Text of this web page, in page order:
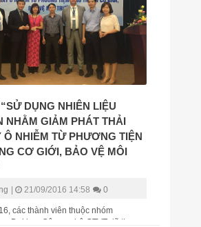
DỤNG NHIÊN LIỆU
NHẰM GIẢM PHÁT THẢI
Ô NHIỄM TỪ PHƯƠNG TIỆN
CƠ GIỚI, BẢO VỆ MÔI
| 21/09/2016 14:58 0
các thành viên thuộc nhóm
Đại học Công nghệ GTVT đã tham